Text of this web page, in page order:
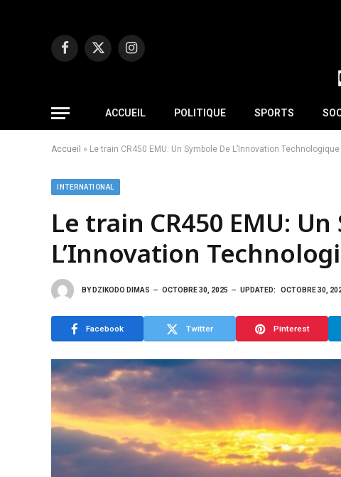
Facebook
X
Instagram
ACCUEIL POLITIQUE SPORTS
Accueil » Le train CR450 EMU: Un Symbole De L’Innovation
INTERNATIONAL
Le train CR450 EMU:
L’Innovation
BY DZIKODO DIMAS OCTOBRE 30, 2025 UPDATED: OCTOBRE 30,
Facebook Twitter Pinterest